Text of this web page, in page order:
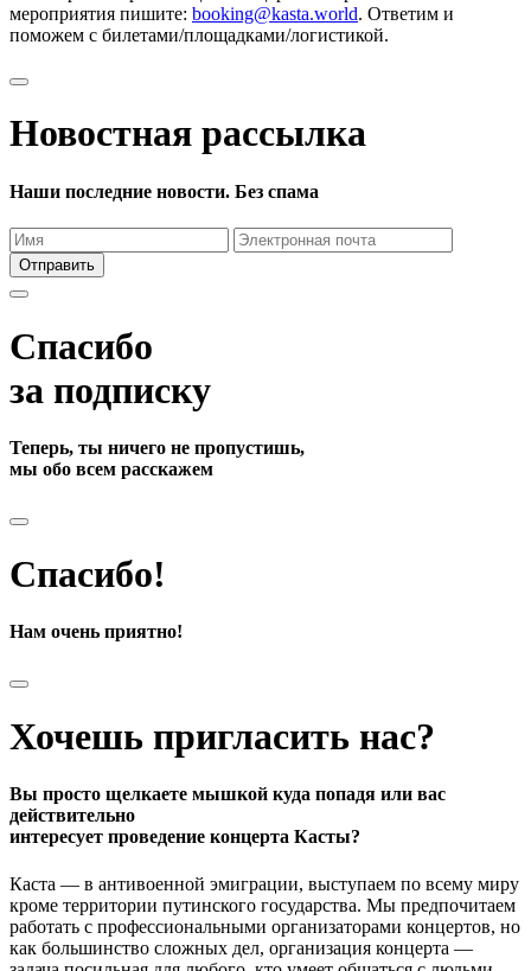
мероприятия пишите: booking@kasta.world. Ответим и
поможем с билетами/площадками/логистикой.
Новостная рассылка
Наши последние новости. Без спама
Отправить
Спасибо
за подписку
Теперь, ты ничего не пропустишь,
мы обо всем расскажем
Спасибо!
Нам очень приятно!
Хочешь пригласить нас?
Вы просто щелкаете мышкой куда попадя или вас
действительно
интересует проведение концерта Касты?
Каста — в антивоенной эмиграции, выступаем по всему миру
кроме территории путинского государства. Мы предпочитаем
работать с профессиональными организаторами концертов, но
как большинство сложных дел, организация концерта —